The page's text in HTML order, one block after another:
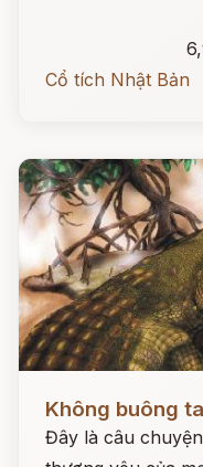
Cổ tích Nhật Bản
Không buông
Đây là câu